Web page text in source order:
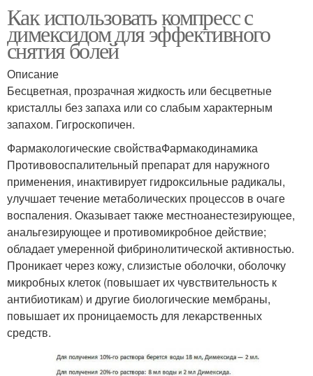
Как использовать компресс с
димексидом для эффективного
снятия болей
Описание
Бесцветная, прозрачная жидкость или бесцветные
кристаллы без запаха или со слабым характерным
запахом. Гигроскопичен.
Фармакологические свойстваФармакодинамика
Противовоспалительный препарат для наружного
применения, инактивирует гидроксильные радикалы,
улучшает течение метаболических процессов в очаге
воспаления. Оказывает также местноанестезирующее,
анальгезирующее и противомикробное действие;
обладает умеренной фибринолитической активностью.
Проникает через кожу, слизистые оболочки, оболочку
микробных клеток (повышает их чувствительность к
антибиотикам) и другие биологические мембраны,
повышает их проницаемость для лекарственных
средств.